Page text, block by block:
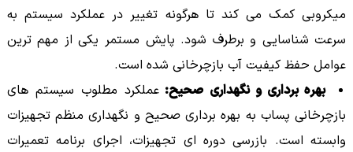
میکروبی کمک می کند تا هرگونه تغییر در عملکرد سیستم به
سرعت شناسایی و برطرف شود. پایش مستمر یکی از مهم ترین
عوامل حفظ کیفیت آب بازچرخانی شده است.
بهره برداری و نگهداری صحیح: عملکرد مطلوب سیستم های
بازچرخانی پساب به بهره برداری صحیح و نگهداری منظم تجهیزات
وابسته است. بازرسی دوره ای تجهیزات، اجرای برنامه تعمیرات